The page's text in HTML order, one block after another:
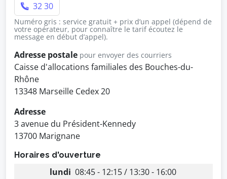
32 30
Numéro gris : service gratuit + prix d’un appel (dépend de
votre opérateur, pour connaître le tarif écoutez le
message en début d’appel).
Adresse postale pour envoyer des courriers
Caisse d'allocations familiales des Bouches-du-
Rhône
13348 Marseille Cedex 20
Adresse
3 avenue du Président-Kennedy
13700 Marignane
Horaires d'ouverture
lundi 08:45 - 12:15 / 13:30 - 16:00